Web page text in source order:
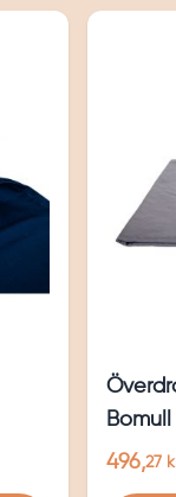
496,27